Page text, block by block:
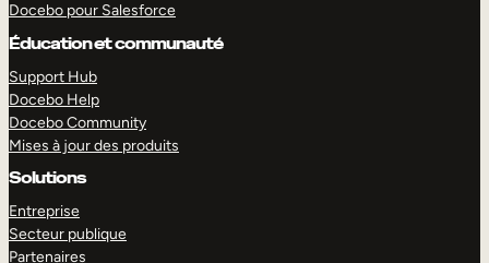
Docebo pour Salesforce
Éducation et communauté
Support Hub
Docebo Help
Docebo Community
Mises à jour des produits
Solutions
Entreprise
Secteur publique
Partenaires